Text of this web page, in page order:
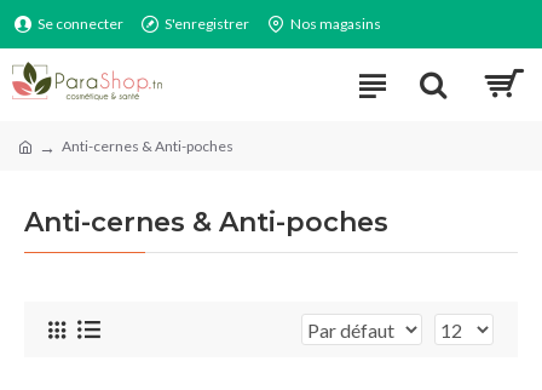
Se connecter S'enregistrer Nos magasins
Anti-cernes & Anti-poches
Anti-cernes & Anti-poches